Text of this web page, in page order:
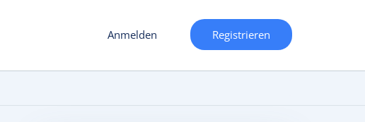
Anmelden Registrieren